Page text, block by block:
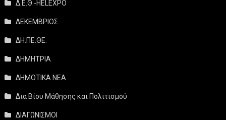
Δ.Ε.Θ.-HELEXPO
ΔΕΚΕΜΒΡΙΟΣ
ΔΗ.ΠΕ.ΘΕ.
ΔΗΜΗΤΡΙΑ
ΔΗΜΟΤΙΚΑ ΝΕΑ
Δια Βίου Μάθησης και Πολιτισμού
ΔΙΑΓΩΝΙΣΜΟΙ